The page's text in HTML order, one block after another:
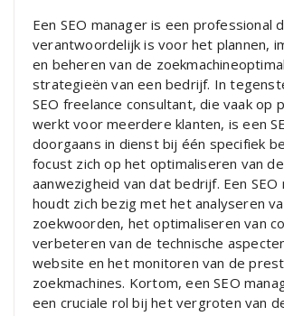
Een SEO manager is een professional
verantwoordelijk is voor het plannen,
en beheren van de
strategieën van een bedrijf. In
SEO freelance consultant, die vaak op
werkt voor meerdere klanten, is een
doorgaans in dienst bij één specifiek
focust zich op het optimaliseren van
aanwezigheid van dat bedrijf. Een SEO
houdt zich bezig met het analyseren
zoekwoorden, het optimaliseren van
verbeteren van de technische
website en het monitoren van de
zoekmachines. Kortom, een SEO
een cruciale rol bij het vergroten van